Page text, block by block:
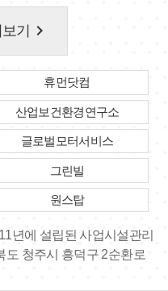
기 keyboard_arrow_right
휴먼닷컴
산업보건환경연구소
글로벌모터서비스
그린빌
원스탑
년에 설립된 사업시설관리
도 청주시 흥덕구 2순환로